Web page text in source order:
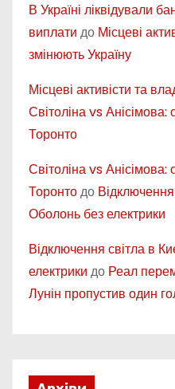
В Україні ліквідували
виплати до Місцеві
змінюють Україну
Місцеві активісти та
Світоліна vs
Торонто
Світоліна vs
Торонтодо
Оболонь без електрики
Відключення світла в
електрики до Реал
Лунін пропустив один